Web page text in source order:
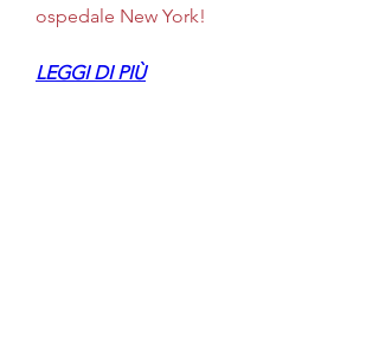
ospedale New York!
LEGGI DI PIÙ